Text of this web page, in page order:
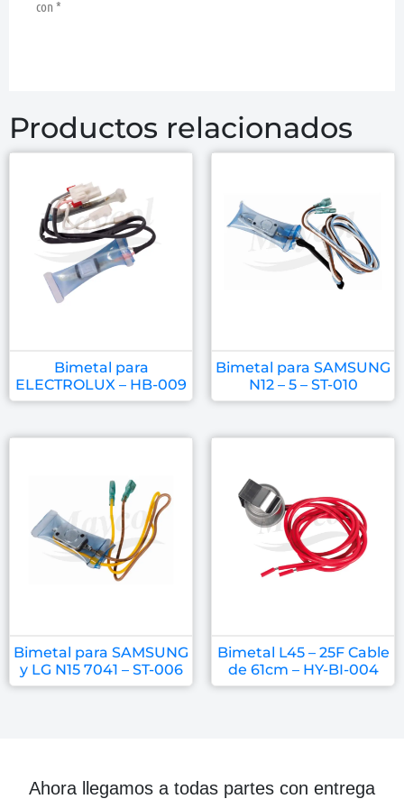
con *
Productos relacionados
Bimetal para
ELECTROLUX – HB-009
Bimetal para SAMSUNG
N12 – 5 – ST-010
Bimetal para SAMSUNG
y LG N15 7041 – ST-006
Bimetal L45 – 25F Cable
de 61cm – HY-BI-004
Ahora llegamos a todas partes con entrega